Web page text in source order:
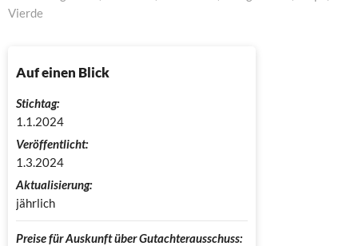
Vierde
Auf einen Blick
Stichtag:
1.1.2024
Veröffentlicht:
1.3.2024
Aktualisierung:
jährlich
Preise für Auskunft über Gutachterausschuss: